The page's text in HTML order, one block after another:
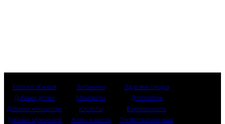
Каталог обзоров
Добавки детям
Добавки женщинам
Добавки мужчинам
Витамины
Минералы
Кислоты
Жиры и масла
Здоровье сердца
Долголетие
Беременность
Профилактика рака